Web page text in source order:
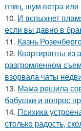
птиц, шум ветра или
10. И вспыхнет
если вы давно в
11. Казнь
12. Квартиранты из
разгромленном
взорвала чаты
13. Мама решила
бабушки и вопрос
14. Психика
столько радость,